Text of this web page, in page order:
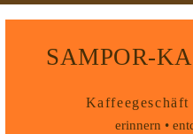
SAMPOR-
Kaffeegeschäft
erinnern •